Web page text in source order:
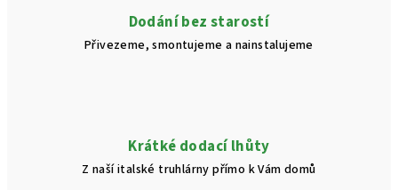
Dodání bez starostí
Přivezeme, smontujeme a nainstalujeme
Krátké dodací lhůty
Z naší italské truhlárny přímo k Vám domů